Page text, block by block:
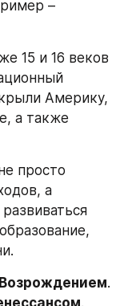
–
15 и 16 веков
Америку,
а также
просто
а
Возрождением.